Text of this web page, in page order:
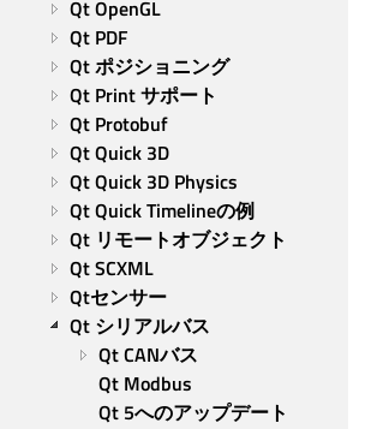
Qt OpenGL
Qt PDF
Qt ポジショニング
Qt Print サポート
Qt Protobuf
Qt Quick 3D
Qt Quick 3D Physics
Qt Quick Timelineの例
Qt リモートオブジェクト
Qt SCXML
Qtセンサー
Qt シリアルバス
Qt CANバス
Qt Modbus
Qt 5へのアップデート